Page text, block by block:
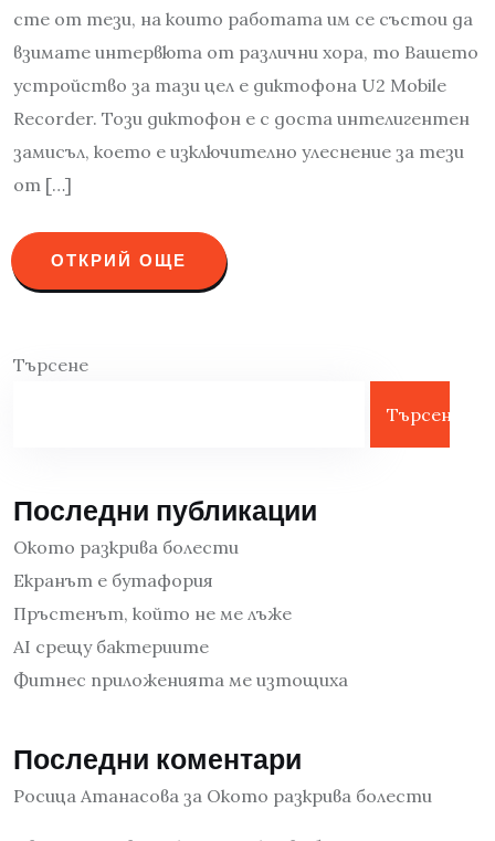
сте от тези, на които работата им се състои да
взимате интервюта от различни хора, то Вашето
устройство за тази цел е диктофона U2 Mobile
Recorder. Този диктофон е с доста интелигентен
замисъл, което е изключително улеснение за тези
от […]
ОТКРИЙ ОЩЕ
Търсене
Търсене
Последни публикации
Окото разкрива болести
Екранът е бутафория
Пръстенът, който не ме лъже
AI срещу бактериите
Фитнес приложенията ме изтощиха
Последни коментари
Росица Атанасова за Окото разкрива болести